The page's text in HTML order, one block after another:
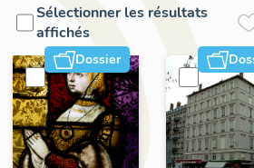
Sélectionner les résultats
affichés
Dossier